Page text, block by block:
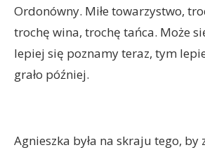
Ordonówny. Miłe towarzystwo,
trochę wina, trochę tańca. Może
lepiej się poznamy teraz, tym
grało później.
Agnieszka była na skraju tego, by